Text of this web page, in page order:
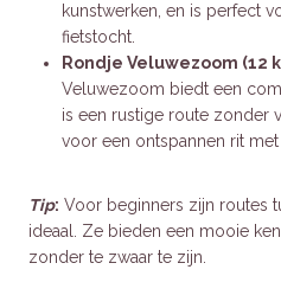
kunstwerken, en is perfect
fietstocht.
Rondje Veluwezoom (12
Veluwezoom biedt een
is een rustige route zonder
voor een ontspannen rit
Tip: Voor beginners zijn routes
ideaal. Ze bieden een mooie
zonder te zwaar te zijn.